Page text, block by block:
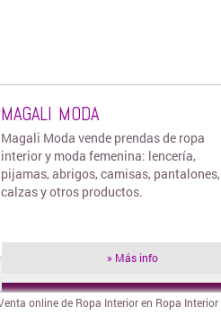
MAGALI MODA
Magali Moda vende prendas de ropa
interior y moda femenina: lencería,
pijamas, abrigos, camisas, pantalones,
calzas y otros productos.
» Más info
» Visitar tienda